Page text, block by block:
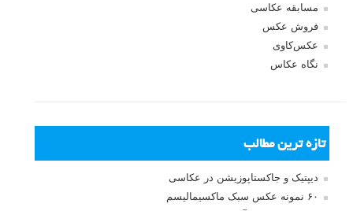
مسابقه عکاسی
فروش عکس
عکس‌کاوی
نگاه عکاس
تازه ترین مطالب
دیپتیک و جاکستا‌پوزیشن در عکاسی
۶۰ نمونه عکس سبک ماکسیمالیسم